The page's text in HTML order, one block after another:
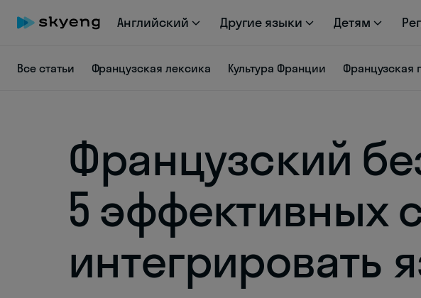
Английский Другие языки Детям
Все статьи Французская лексика Культура Франции Французская
Французский
5 эффективных
интегрировать